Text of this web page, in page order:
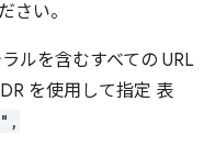
さい。
ルを含むすべての URL
を使用して指定 表